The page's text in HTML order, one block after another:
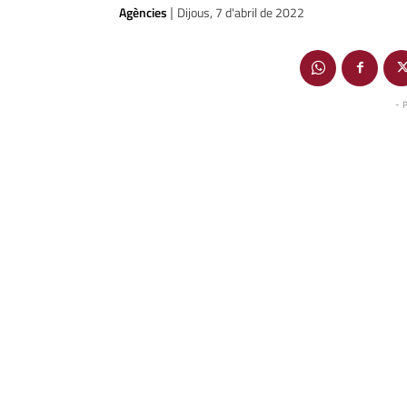
Agències | Dijous, 7 d'abril de 2022
-